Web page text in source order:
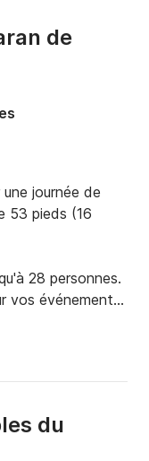
de
journée de
53 pieds (16
28 personnes.
vos événements
clapot et les
en pleine
votre
du